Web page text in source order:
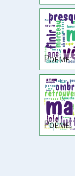
Poème:
Poème: